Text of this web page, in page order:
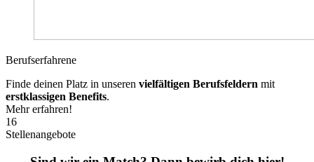
Berufserfahrene
Finde deinen Platz in unseren vielfältigen Berufsfeldern mit
erstklassigen Benefits.
Mehr erfahren!
16
Stellenangebote